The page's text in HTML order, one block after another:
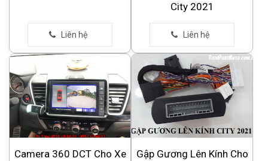
City 2021
Camera 360 DCT Cho Xe
Gập Gương Lên Kính Cho